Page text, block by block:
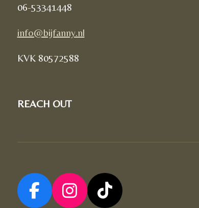
06-53341448
info@bijfanny.nl
KVK 80572588
REACH OUT
F
I
T